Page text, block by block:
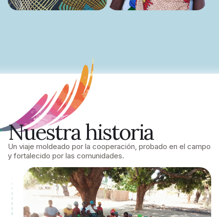
Nuestra historia
Un viaje moldeado por la cooperación, probado en el campo
y fortalecido por las comunidades.